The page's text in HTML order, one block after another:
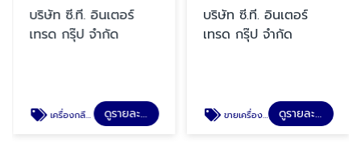
บริษัท ซี.ที. อินเตอร์
เทรด กรุ๊ป จำกัด
เครื่องกลึงอีโคก้า ดูรายละเอียด
บริษัท ซี.ที. อินเตอร์
เทรด กรุ๊ป จำกัด
ขายเครื่องจักรนำเข้าจากไต้หวัน ดูรายละเอียด